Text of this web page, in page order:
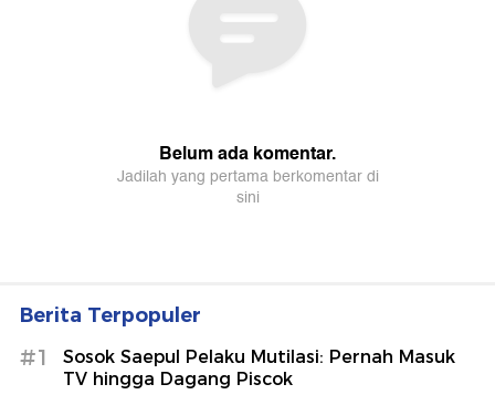
Berita Terpopuler
#1
Sosok Saepul Pelaku Mutilasi: Pernah Masuk
TV hingga Dagang Piscok